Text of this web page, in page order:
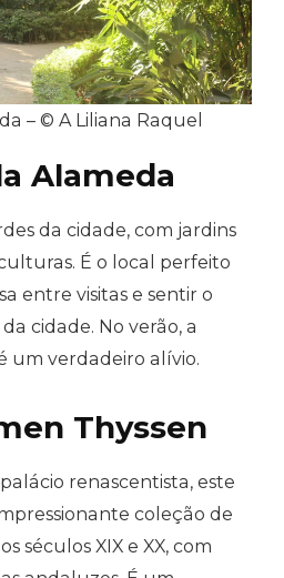
– © A Liliana Raquel
Alameda
da cidade, com jardins
É o local perfeito
entre visitas e sentir o
cidade. No verão, a
um verdadeiro alívio.
Thyssen
renascentista, este
coleção de
séculos XIX e XX, com